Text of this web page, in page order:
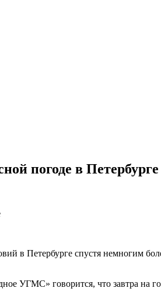
погоде в Петербурге
в Петербурге спустя немногим
УГМС» говорится, что завтра на